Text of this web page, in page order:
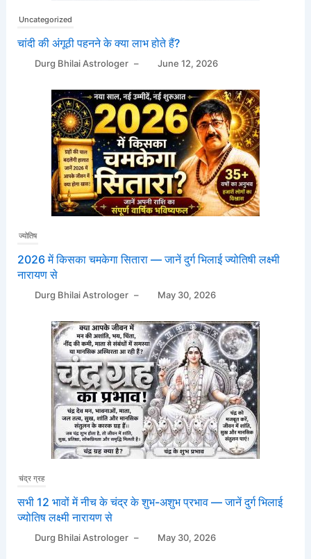
Uncategorized
चांदी की अंगूठी पहनने के क्या लाभ होते हैं?
Durg Bhilai Astrologer – June 12, 2026
ज्योतिष
2026 में किसका चमकेगा सितारा — जानें दुर्ग भिलाई ज्योतिषी लक्ष्मी
नारायण से
Durg Bhilai Astrologer – May 30, 2026
चंद्र ग्रह
सभी 12 भावों में नीच के चंद्र के शुभ-अशुभ प्रभाव — जानें दुर्ग भिलाई
ज्योतिष लक्ष्मी नारायण से
Durg Bhilai Astrologer – May 30, 2026